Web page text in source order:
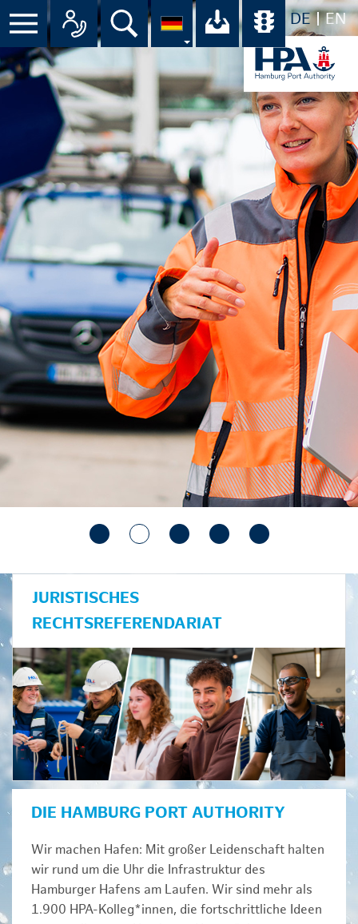
DE EN
Suche Ihr Download-
JURISTISCHES
RECHTSREFERENDARIAT
DIE HAMBURG PORT AUTHORITY
Wir machen Hafen: Mit großer Leidenschaft halten
wir rund um die Uhr die Infrastruktur des
Hamburger Hafens am Laufen. Wir sind mehr als
1.900 HPA-Kolleg*innen, die fortschrittliche Ideen